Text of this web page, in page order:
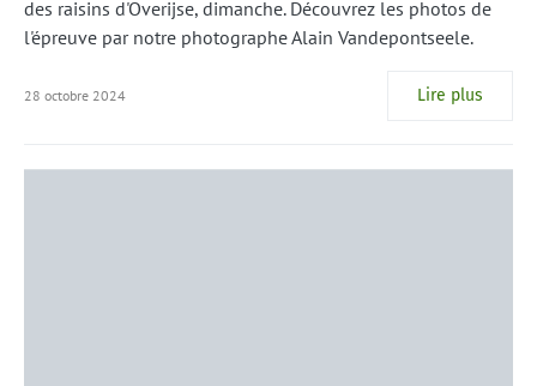
des raisins d'Overijse, dimanche. Découvrez les photos de
l'épreuve par notre photographe Alain Vandepontseele.
28 octobre 2024 Lire plus